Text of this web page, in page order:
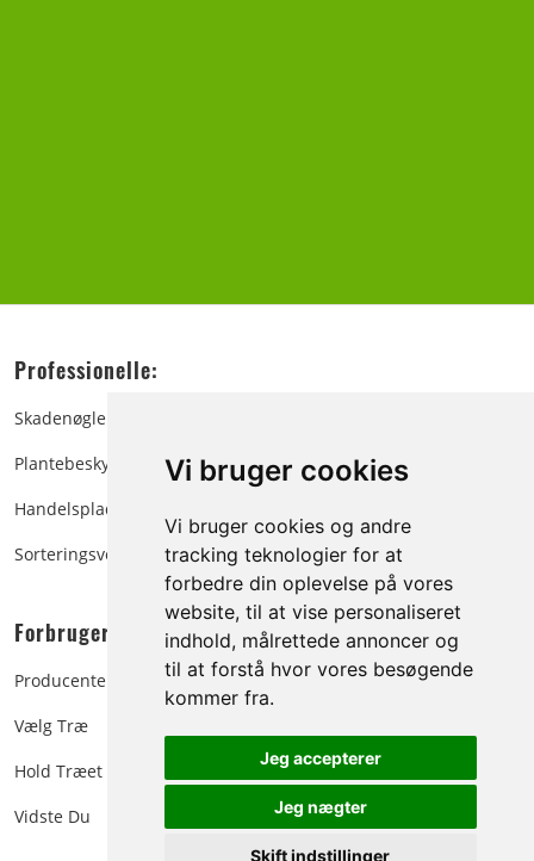
Vi bruger cookies
Vi bruger cookies og andre
tracking teknologier for at
forbedre din oplevelse på vores
website, til at vise personaliseret
indhold, målrettede annoncer og
til at forstå hvor vores besøgende
kommer fra.
Jeg accepterer
Jeg nægter
Skift indstillinger
Professionelle:
Skadenøgle
Plantebeskyttelse
Handelspladsen
Sorteringsvejledning
Forbrugere:
Producenter
Vælg Træ
Hold Træet Friskt
Vidste Du